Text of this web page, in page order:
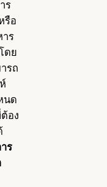
ร
รือ
าร
ดย
รถ
นด
อง
ร